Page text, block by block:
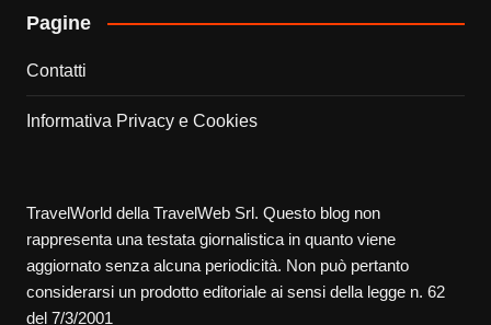
Pagine
Contatti
Informativa Privacy e Cookies
TravelWorld della TravelWeb Srl. Questo blog non
rappresenta una testata giornalistica in quanto viene
aggiornato senza alcuna periodicità. Non può pertanto
considerarsi un prodotto editoriale ai sensi della legge n. 62
del 7/3/2001